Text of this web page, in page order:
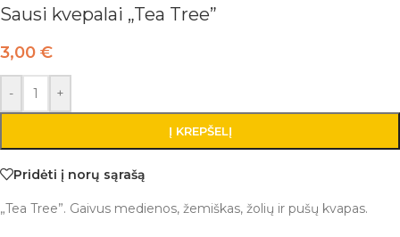
Sausi kvepalai „Tea Tree”
3,00 €
- +
Į KREPŠELĮ
Pridėti į norų sąrašą
„Tea Tree”. Gaivus medienos, žemiškas, žolių ir pušų kvapas.